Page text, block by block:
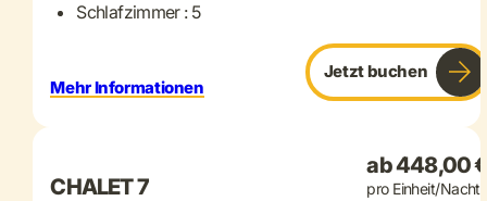
Schlafzimmer : 5
Mehr Informationen
Jetzt buchen
+ 20 mehr
CHALET 7
ab 448,00
pro Einheit/Nacht